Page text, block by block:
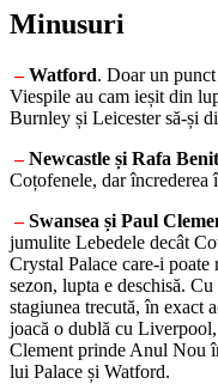
Minusuri
–Watford. Doar un
Viespile au cam ieșit din
Burnley și Leicester să-și
–Newcastle și Rafa
Coțofenele, dar încrederea
–Swansea și Paul
jumulite Lebedele decât
Crystal Palace care-i
sezon, lupta e deschisă.
stagiunea trecută, în exact
joacă o dublă cu
Clement prinde Anul Nou
lui Palace și Watford.